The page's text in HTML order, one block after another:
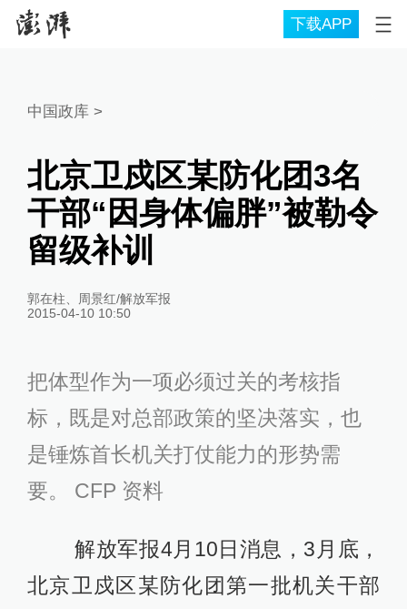
下载APP
中国政库 >
北京卫戍区某防化团3名
干部“因身体偏胖”被勒令
留级补训
郭在柱、周景红/解放军报
2015-04-10 10:50
把体型作为一项必须过关的考核指
标，既是对总部政策的坚决落实，也
是锤炼首长机关打仗能力的形势需
要。 CFP 资料
解放军报4月10日消息，3月底，
北京卫戍区某防化团第一批机关干部